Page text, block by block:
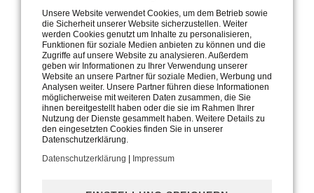
auch am Umzugstag dahingehend einbringen.
Transport clever organisieren
Das frühzeitige Packen der Umzugskisten ermöglicht es
Ihnen auch, das Gesamtvolumen Ihrer Güter besser
abzuschätzen. Je nachdem wie weit weg Sie umziehen,
lohnt es sich, darüber nachzudenken, ob man mit einem
kleineren und billigeren Transporter mehrmals die
Strecke fährt, oder ob man aus Zeitgründen einen
größeren Wagen mieten muss. Falls Sie einen LKW leihen
möchten, brauchen Sie dafür einen speziellen
Unsere Website verwendet Cookies, um dem Betrieb sowie
die Sicherheit unserer Website sicherzustellen. Weiter
werden Cookies genutzt um Inhalte zu personalisieren,
Funktionen für soziale Medien anbieten zu können und die
Zugriffe auf unsere Website zu analysieren. Außerdem
geben wir Informationen zu Ihrer Verwendung unserer
Website an unsere Partner für soziale Medien, Werbung und
Analysen weiter. Unsere Partner führen diese Informationen
möglicherweise mit weiteren Daten zusammen, die Sie
ihnen bereitgestellt haben oder die sie im Rahmen Ihrer
Nutzung der Dienste gesammelt haben. Weitere Details zu
den eingesetzten Cookies finden Sie in unserer
Datenschutzerklärung.
Datenschutzerklärung
Impressum